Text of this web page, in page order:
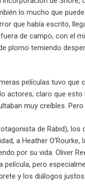
lo mucho que
que había escrito,
de campo, con el
plomo temiendo
películas tuvo que
actores; claro que
muy creíbles.
de Rabid),
a Heather
por su vida. Oliver
pero
y los diálogos